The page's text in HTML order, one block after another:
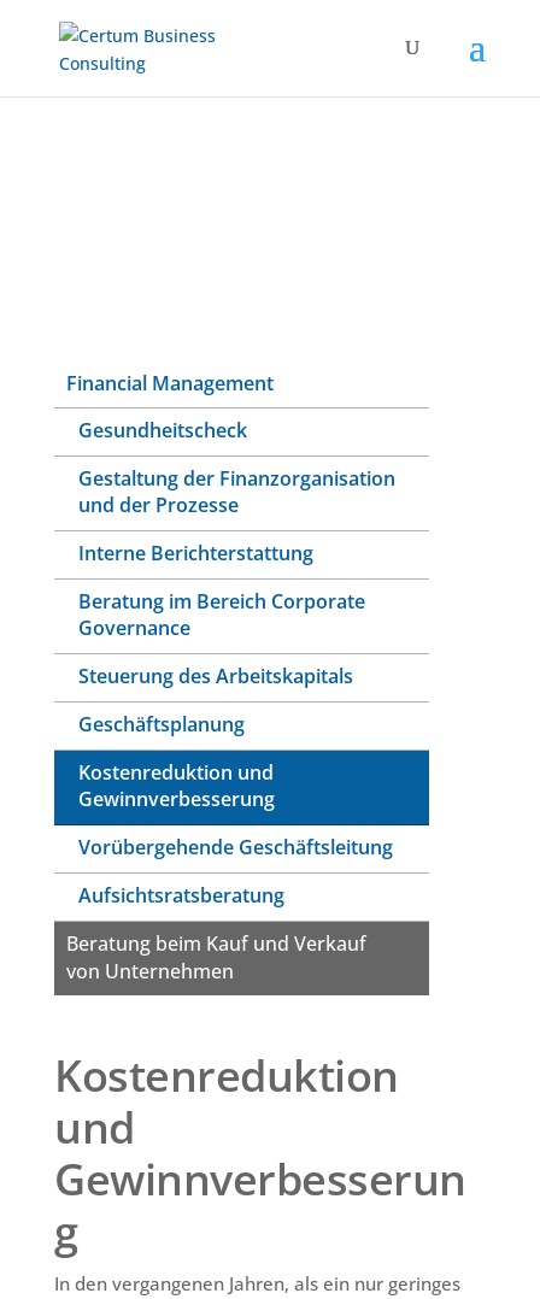
Financial Management
Gesundheitscheck
Gestaltung der Finanzorganisation
und der Prozesse
Interne Berichterstattung
Beratung im Bereich Corporate
Governance
Steuerung des Arbeitskapitals
Geschäftsplanung
Kostenreduktion und
Gewinnverbesserung
Vorübergehende Geschäftsleitung
Aufsichtsratsberatung
Beratung beim Kauf und Verkauf
von Unternehmen
Kostenreduktion
und
Gewinnverbesserun
g
In den vergangenen Jahren, als ein nur geringes